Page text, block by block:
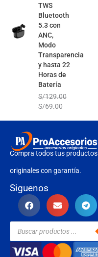
TWS
Bluetooth
5.3 con
ANC,
Modo
Transparencia
y hasta 22
Horas de
Batería
S/129.00
S/69.00
Compra todos tus productos
originales con garantía.
Siguenos
Búsqueda
productos